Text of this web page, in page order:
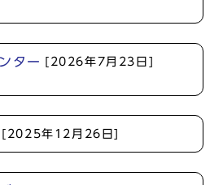
ター [2026年7月23日]
[2025年12月26日]